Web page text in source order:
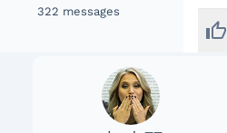
322 messages
thumb_up